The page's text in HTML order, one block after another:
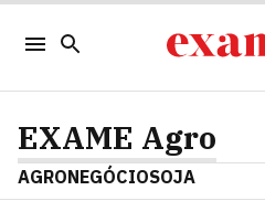
EXAME Agro
AGRONEGÓCIOSOJA